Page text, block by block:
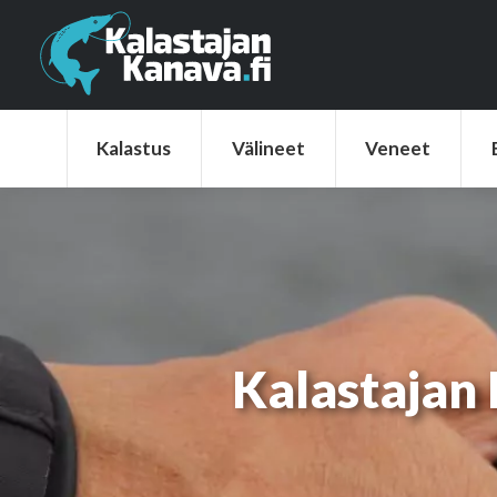
Kalastus Välineet Veneet
Kalastajan
Kalastus Välineet